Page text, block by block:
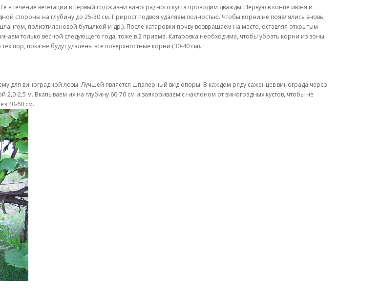
в течение вегетации в первый год жизни виноградного куста проводим дважды. Первую в конце июня и
стороны на глубину до 25-30 см. Прирост подвоя удаляем полностью. Чтобы корни не появлялись вновь,
полиэтиленовой бутылкой и др.). После катаровки почву возвращаем на место, оставляя открытым
только весной следующего года, тоже в 2 приема. Катаровка необходима, чтобы убрать корни из зоны
пор, пока не будут удалены все поверхностные корни (30-40 см).
для виноградной лозы. Лучшей является шпалерный вид опоры. В каждом ряду саженцев винограда через
2,5 м. Вкапываем их на глубину 60-70 см и заякориваем с наклоном от виноградных кустов, чтобы не
40-60 см.